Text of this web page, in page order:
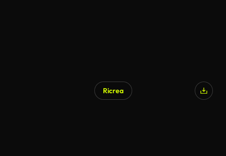
Ricrea